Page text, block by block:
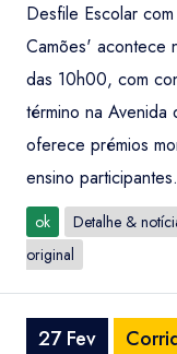
Desfile Escolar
Camões' acontece
das 10h00, com
término na Avenida
oferece prémios
ensino participantes.
ok
Detalhe &
original
27 Fev